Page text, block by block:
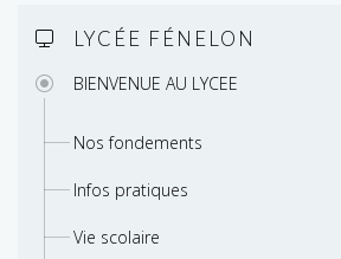
LYCÉE FÉNELON
BIENVENUE AU LYCEE
Nos fondements
Infos pratiques
Vie scolaire